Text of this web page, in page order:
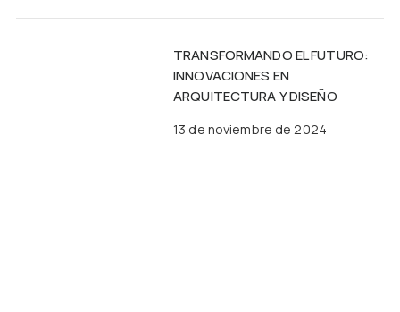
TRANSFORMANDO EL FUTURO:
INNOVACIONES EN
ARQUITECTURA Y DISEÑO
13 de noviembre de 2024